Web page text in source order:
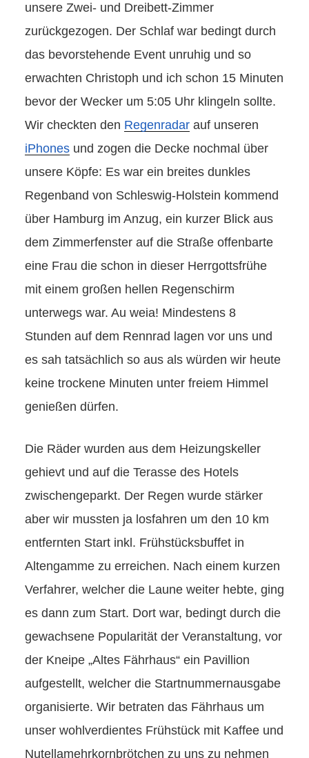
unsere Zwei- und Dreibett-Zimmer
zurückgezogen. Der Schlaf war bedingt durch
das bevorstehende Event unruhig und so
erwachten Christoph und ich schon 15 Minuten
bevor der Wecker um 5:05 Uhr klingeln sollte.
Wir checkten den Regenradar auf unseren
iPhones und zogen die Decke nochmal über
unsere Köpfe: Es war ein breites dunkles
Regenband von Schleswig-Holstein kommend
über Hamburg im Anzug, ein kurzer Blick aus
dem Zimmerfenster auf die Straße offenbarte
eine Frau die schon in dieser Herrgottsfrühe
mit einem großen hellen Regenschirm
unterwegs war. Au weia! Mindestens 8
Stunden auf dem Rennrad lagen vor uns und
es sah tatsächlich so aus als würden wir heute
keine trockene Minuten unter freiem Himmel
genießen dürfen.
Die Räder wurden aus dem Heizungskeller
gehievt und auf die Terasse des Hotels
zwischengeparkt. Der Regen wurde stärker
aber wir mussten ja losfahren um den 10 km
entfernten Start inkl. Frühstücksbuffet in
Altengamme zu erreichen. Nach einem kurzen
Verfahrer, welcher die Laune weiter hebte, ging
es dann zum Start. Dort war, bedingt durch die
gewachsene Popularität der Veranstaltung, vor
der Kneipe „Altes Fährhaus“ ein Pavillion
aufgestellt, welcher die Startnummernausgabe
organisierte. Wir betraten das Fährhaus um
unser wohlverdientes Frühstück mit Kaffee und
Nutellamehrkornbrötchen zu uns zu nehmen